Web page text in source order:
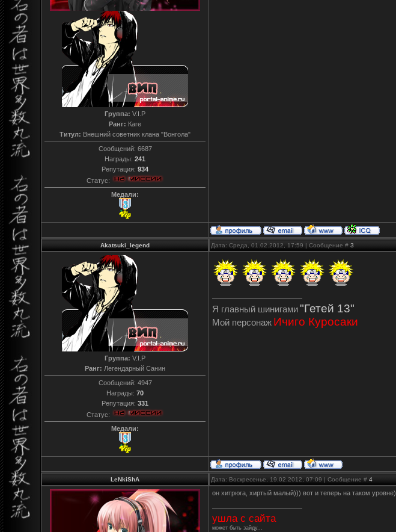
Группа: V.I.P
Ранг: Каге
Титул: Внешний советник клана "Вонгола"
Сообщений: 6687
Награды: 241
Репутация: 934
Статус:
Медали:
Akatsuki_legend Дата: Среда, 01.02.2012, 17:59 | Сообщение # 3
Группа: V.I.P
Ранг: Легендарный Санин
Сообщений: 4947
Награды: 70
Репутация: 331
Статус:
Медали:
Я главный шинигами"Гетей 13"
Мой персонаж Ичиго Куросаки
LeNkiShA Дата: Воскресенье, 19.02.2012, 07:09 | Сообщение # 4
он хитрюга, хиртый малый))) вот и теперь на таком уровне)
ушла с сайта
может быть зайду...